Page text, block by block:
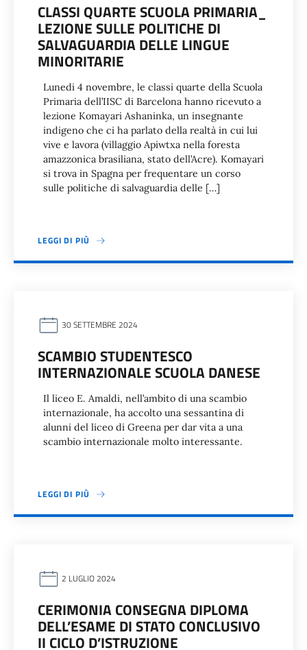
CLASSI QUARTE SCUOLA PRIMARIA_
LEZIONE SULLE POLITICHE DI
SALVAGUARDIA DELLE LINGUE
MINORITARIE
Lunedi 4 novembre, le classi quarte della Scuola
Primaria dell’IISC di Barcelona hanno ricevuto a
lezione Komayari Ashaninka, un insegnante
indigeno che ci ha parlato della realtà in cui lui
vive e lavora (villaggio Apiwtxa nella foresta
amazzonica brasiliana, stato dell’Acre). Komayari
si trova in Spagna per frequentare un corso
sulle politiche di salvaguardia delle […]
LEGGI DI PIÙ
30 SETTEMBRE 2024
SCAMBIO STUDENTESCO
INTERNAZIONALE SCUOLA DANESE
Il liceo E. Amaldi, nell’ambito di una scambio
internazionale, ha accolto una sessantina di
alunni del liceo di Greena per dar vita a una
scambio internazionale molto interessante.
LEGGI DI PIÙ
2 LUGLIO 2024
CERIMONIA CONSEGNA DIPLOMA
DELL’ESAME DI STATO CONCLUSIVO
II CICLO D’ISTRUZIONE